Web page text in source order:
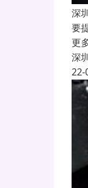
深
要
更
深
22-